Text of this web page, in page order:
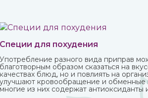
Специи для похудения
Употребление разного вида приправ
благотворным образом сказаться на
качествах блюд, но и повлиять на
улучшают кровообращение и обменные
многие из них содержат антиоксиданты